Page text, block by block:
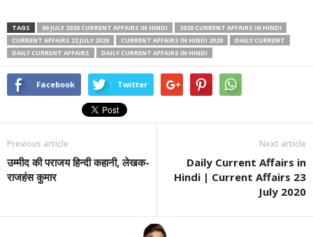
TAGS 09 JULY 2020 CURRENT AFFAIRS IN HINDI
2020 CURRENT AFFAIRS IN HINDI
CURRENT AFFAIRS 22 JULY 2020
CURRENT AFFAIRS IN HINDI 2020
DAILY CURRENT
DAILY CURRENT AFFAIRS
DAILY CURRENT AFFAIRS IN HINDI
Facebook Twitter
Previous article
उम्मीद की पराजय हिन्दी कहानी, लेखक-
राजहंस कुमार
Next article
Daily Current Affairs in
Hindi | Current Affairs 23
July 2020